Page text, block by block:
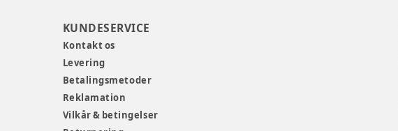
KUNDESERVICE
Kontakt os
Levering
Betalingsmetoder
Reklamation
Vilkår & betingelser